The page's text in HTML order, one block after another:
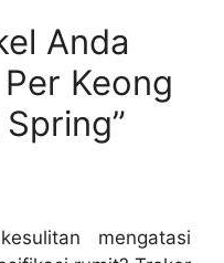
Anda
Keong
mengatasi